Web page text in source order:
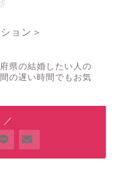
ョン＞
県の結婚したい人の
の遅い時間でもお気